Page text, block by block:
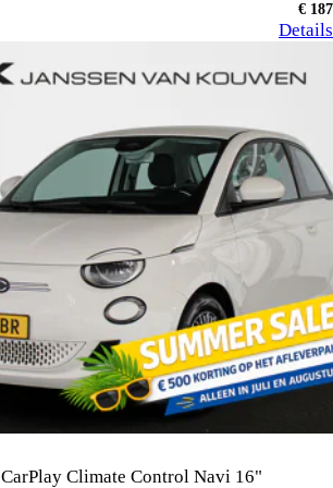
€ 187
Details
Climate Control Navi 16"